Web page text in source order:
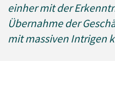
einher mit der
Übernahme der
mit massiven Intrigen